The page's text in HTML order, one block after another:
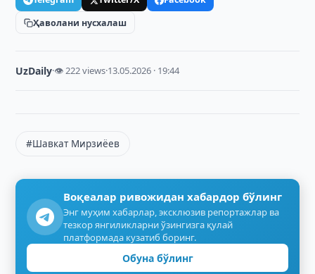
Ҳаволани нусхалаш
UzDaily·👁 222 views·13.05.2026 · 19:44
#Шавкат Мирзиёев
Воқеалар ривожидан хабардор бўлинг
Энг муҳим хабарлар, эксклюзив репортажлар ва
тезкор янгиликларни ўзингизга қулай
платформада кузатиб боринг.
Обуна бўлинг